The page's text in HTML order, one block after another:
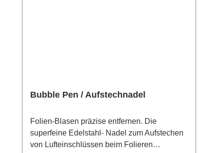
Bubble Pen / Aufstechnadel
Folien-Blasen präzise entfernen. Die
superfeine Edelstahl- Nadel zum Aufstechen
von Lufteinschlüssen beim Folieren